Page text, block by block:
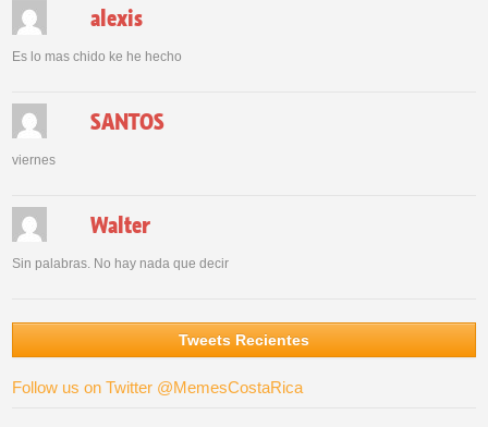
alexis
Es lo mas chido ke he hecho
SANTOS
viernes
Walter
Sin palabras. No hay nada que decir
Tweets Recientes
Follow us on Twitter @MemesCostaRica